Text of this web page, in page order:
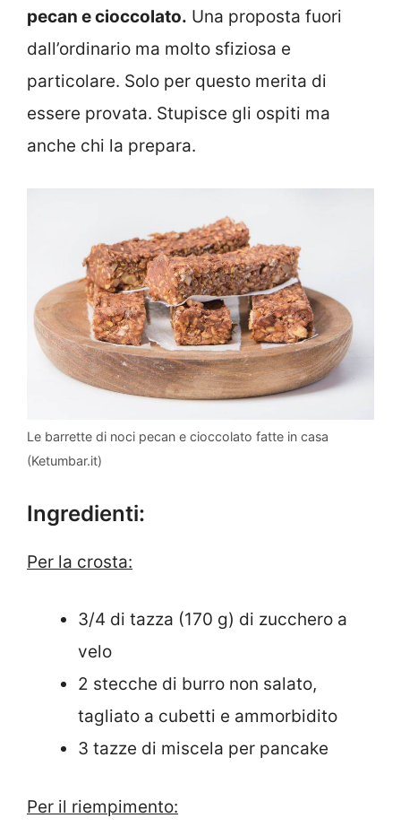
pecan e cioccolato. Una proposta fuori
dall’ordinario ma molto sfiziosa e
particolare. Solo per questo merita di
essere provata. Stupisce gli ospiti ma
anche chi la prepara.
Le barrette di noci pecan e cioccolato fatte in casa
(Ketumbar.it)
Ingredienti:
Per la crosta:
3/4 di tazza (170 g) di zucchero a
velo
2 stecche di burro non salato,
tagliato a cubetti e ammorbidito
3 tazze di miscela per pancake
Per il riempimento: